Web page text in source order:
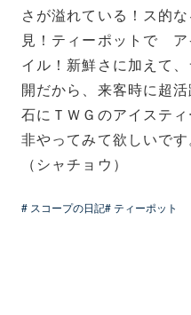
さが溢れている！ス的
見！ティーポットで ア
イル！新鮮さに加えて
開だから、来客時に超
石にＴＷＧのアイステ
非やってみて欲しいで
（シャチョウ）
# スコープの日記# ティーポット